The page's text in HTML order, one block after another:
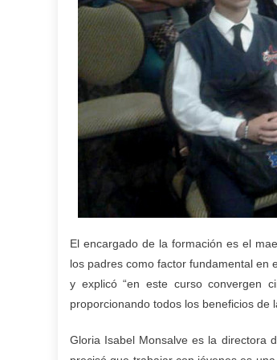
El encargado de la formación es el
los padres como factor fundamental en
y explicó “en este curso convergen
proporcionando todos los beneficios de
Gloria Isabel Monsalve es la directora